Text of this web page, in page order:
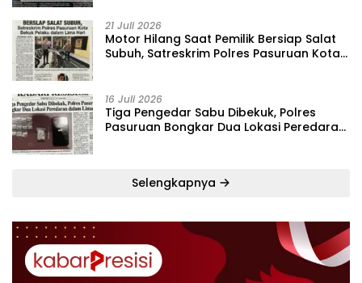
21 Juli 2026
‎Motor Hilang Saat Pemilik Bersiap Salat
Subuh, Satreskrim Polres Pasuruan Kota
16 Juli 2026
Tiga Pengedar Sabu Dibekuk, Polres
Pasuruan Bongkar Dua Lokasi Peredaran
Selengkapnya